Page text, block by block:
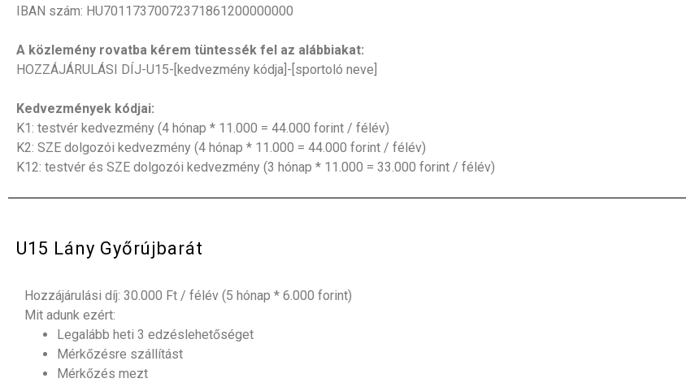
IBAN szám: HU70117370072371861200000000
A közlemény rovatba kérem tüntessék fel az alábbiakat:
HOZZÁJÁRULÁSI DÍJ-U15-[kedvezmény kódja]- [sportoló neve]
Kedvezmények kódjai:
K1: testvér kedvezmény (4 hónap * 11.000 = 44.000 forint / félév)
K2: SZE dolgozói kedvezmény (4 hónap * 11.000 = 44.000 forint / félév)
K12: testvér és SZE dolgozói kedvezmény (3 hónap * 11.000 = 33.000 forint / félév)
U15 Lány Győrújbarát
Hozzájárulási díj: 30.000 Ft / félév (5 hónap * 6.000 forint)
Mit adunk ezért:
Legalább heti 3 edzéslehetőséget
Mérkőzésre szállítást
Mérkőzés mezt